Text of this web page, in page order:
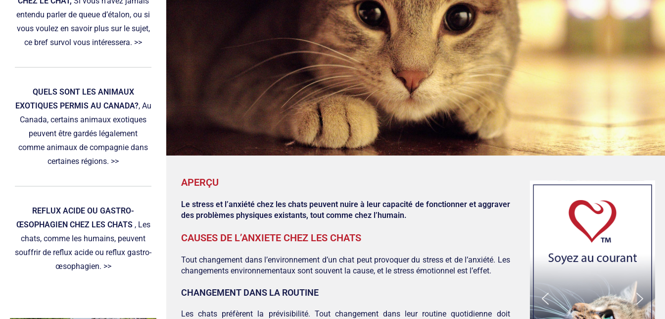
entendu parler de queue d’étalon, ou si
vous voulez en savoir plus sur le sujet,
ce bref survol vous intéressera. >>
QUELS SONT LES ANIMAUX
EXOTIQUES PERMIS AU CANADA?, Au
Canada, certains animaux exotiques
peuvent être gardés légalement
comme animaux de compagnie dans
certaines régions. >>
REFLUX ACIDE OU GASTRO-
ŒSOPHAGIEN CHEZ LES CHATS , Les
chats, comme les humains, peuvent
souffrir de reflux acide ou reflux gastro-
œsophagien. >>
APERÇU
Le stress et l’anxiété chez les chats peuvent nuire à leur capacité de fonctionner et aggraver
des problèmes physiques existants, tout comme chez l’humain.
CAUSES DE L’ANXIETE CHEZ LES CHATS
Tout changement dans l’environnement d’un chat peut provoquer du stress et de l’anxiété. Les
changements environnementaux sont souvent la cause, et le stress émotionnel est l’effet.
CHANGEMENT DANS LA ROUTINE
Les chats préfèrent la prévisibilité. Tout changement dans leur routine quotidienne doit